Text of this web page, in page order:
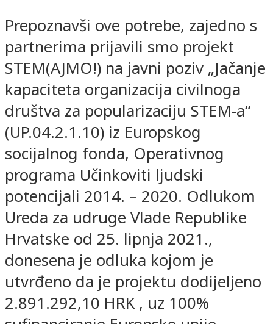
Prepoznavši ove potrebe, zajedno s
partnerima prijavili smo projekt
STEM(AJMO!) na javni poziv „Jačanje
kapaciteta organizacija civilnoga
društva za popularizaciju STEM-a“
(UP.04.2.1.10) iz Europskog
socijalnog fonda, Operativnog
programa Učinkoviti ljudski
potencijali 2014. – 2020. Odlukom
Ureda za udruge Vlade Republike
Hrvatske od 25. lipnja 2021.,
donesena je odluka kojom je
utvrđeno da je projektu dodijeljeno
2.891.292,10 HRK , uz 100%